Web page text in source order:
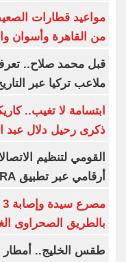
من القاهرة وأسوان
قبل محمد صلاح..
ملاعب تركيا عبر
ابتسامة لا تغيب..
ذكرى رحيل دلال عبد
القومي لتنظيم
أرقامي عبر تطبيق My NTRA
بالطريق الصحراوى
طقس الخليج.. أمطار